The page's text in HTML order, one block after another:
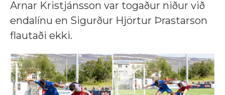
Arnar Kristjánsson var togaður niður við
endalínu en Sigurður Hjörtur Þrastarson
flautaði ekki.